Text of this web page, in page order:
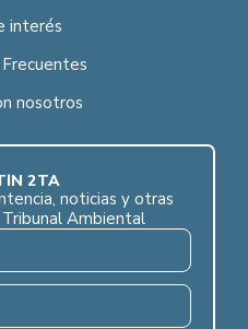
interés
nosotros
2TA
noticias y otras
Ambiental